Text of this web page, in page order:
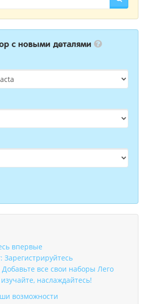
с новыми деталями
впервые
все свои наборы Лего
наслаждайтесь!
возможности